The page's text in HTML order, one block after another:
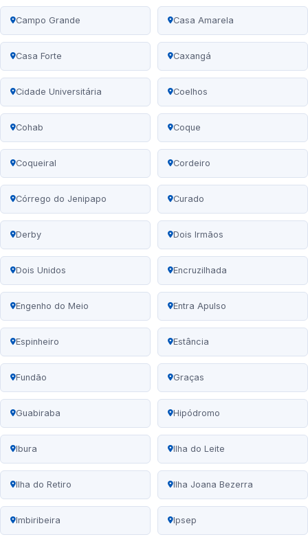
Campo Grande Casa Amarela
Casa Forte Caxangá
Cidade Universitária Coelhos
Cohab Coque
Coqueiral Cordeiro
Córrego do Jenipapo Curado
Derby Dois Irmãos
Dois Unidos Encruzilhada
Engenho do Meio Entra Apulso
Espinheiro Estância
Fundão Graças
Guabiraba Hipódromo
Ibura Ilha do Leite
Ilha do Retiro Ilha Joana Bezerra
Imbiribeira Ipsep